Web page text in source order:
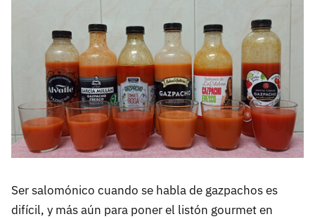
Ser salomónico cuando se habla de gazpachos es
difícil, y más aún para poner el listón gourmet en